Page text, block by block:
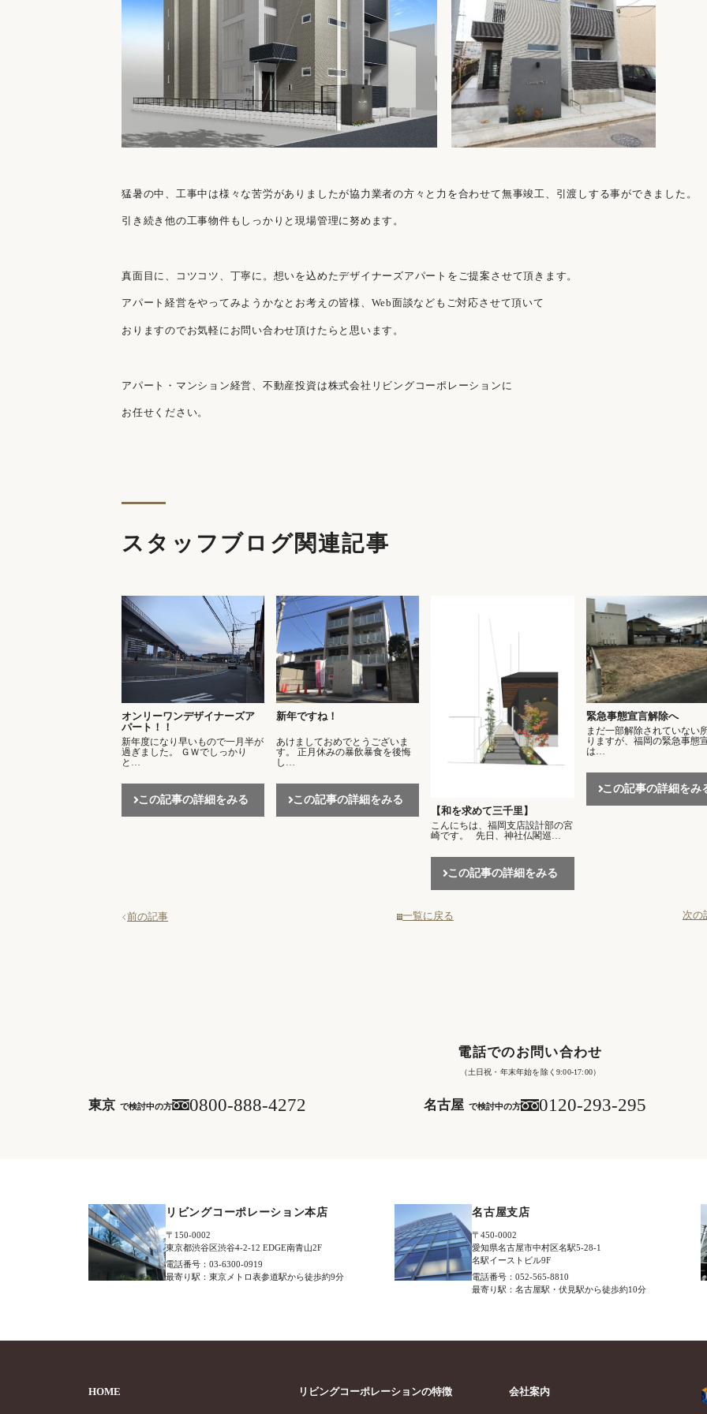
猛暑の中、工事中は様々な苦労がありましたが協力業者の方々と力を合わせて無事竣工、引渡しする事ができました。
引き続き他の工事物件もしっかりと現場管理に努めます。
真面目に、コツコツ、丁寧に。想いを込めたデザイナーズアパートをご提案させて頂きます。
アパート経営をやってみようかなとお考えの皆様、Web面談などもご対応させて頂いて
おりますのでお気軽にお問い合わせ頂けたらと思います。
アパート・マンション経営、不動産投資は株式会社リビングコーポレーションに
お任せください。
スタッフブログ関連記事
オンリーワンデザイナーズア
パート！！
新年度になり早いもので一月半が
過ぎました。 ＧＷでしっかり
と…
この記事の詳細をみる
新年ですね！
あけましておめでとうございま
す。 正月休みの暴飲暴食を後悔
し…
この記事の詳細をみる
【和を求めて三千里】
こんにちは、福岡支店設計部の宮
崎です。 先日、神社仏閣巡…
この記事の詳細をみる
緊急事態宣言解除へ
まだ一部解除されていない
りますが、福岡の緊急事態
は…
この記事の詳細をみ
前の記事 一覧に戻る 次の
電話でのお問い合わせ
（土日祝・年末年始を除く9:00-17:00）
東京 で検討中の方 0800-888-4272 名古屋 で検討中の方 0120-293-295
リビングコーポレーション本店
〒150-0002
東京都渋谷区渋谷4-2-12 EDGE南青山2F
電話番号：03-6300-0919
最寄り駅：東京メトロ表参道駅から徒歩約9分
名古屋支店
〒450-0002
愛知県名古屋市中村区名駅5-28-1
名駅イーストビル9F
電話番号：052-565-8810
最寄り駅：名古屋駅・伏見駅から徒歩約10分
HOME リビングコーポレーションの特徴 会社案内